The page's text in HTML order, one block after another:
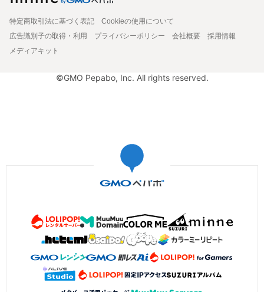
特定商取引法に基づく表記
Cookieの使用について
広告識別子の取得・利用
プライバシーポリシー 会社概要
採用情報
メディアキット
©GMO Pepabo, Inc. All rights reserved.